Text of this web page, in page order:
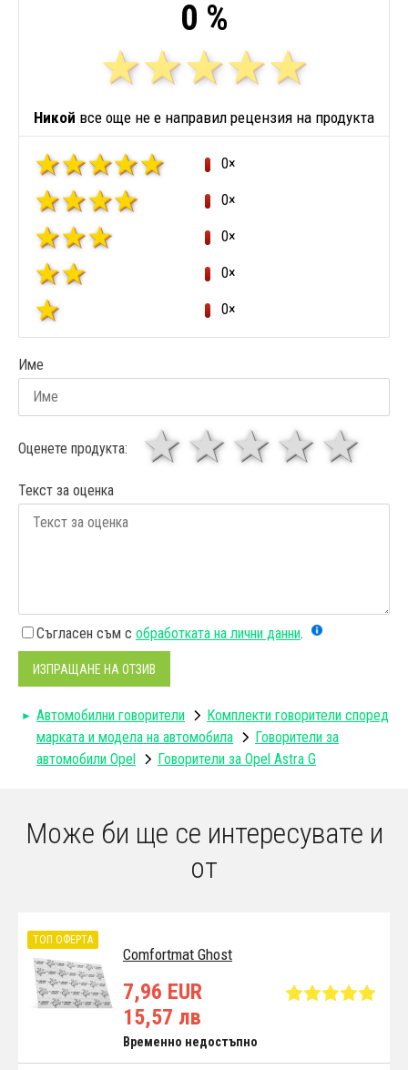
0 %
Никой все още не е направил рецензия на продукта
0×
0×
0×
0×
0×
Име
Оценете продукта: 4
3
звезди
1 звезда
Текст за оценка
Съгласен съм с обработката на лични данни.
ИЗПРАЩАНЕ НА ОТЗИВ
Автомобилни говорители
Комплекти говорители според
марката и модела на автомобила
Говорители за
автомобили Opel
Говорители за Opel Astra G
Може би ще се интересувате и
от
Comfortmat Ghost
ТОП ОФЕРТА
7,96 EUR
15,57 лв
Временно недостъпно